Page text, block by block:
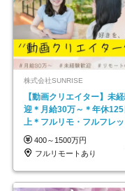
株式会社SUNRISE
【動画クリエイター】未
迎＊月給30万～＊年休125
上＊フルリモ・フルフレ
◆10名の採用が決定◆
400～1500万円
フルリモートあり